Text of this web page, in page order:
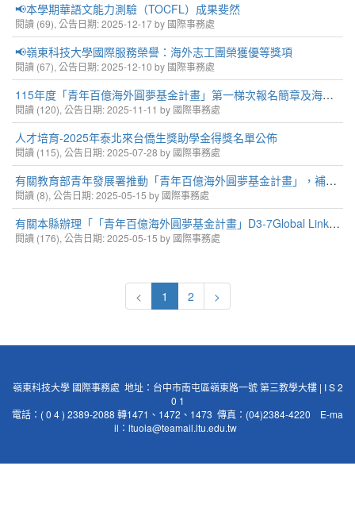
📢本學期華語文能力測驗（TOCFL）成果斐然
閱讀 (69), 公告日期: 2025-12-17 by 國際事務處
📢嶺東科技大學國際服務榮譽：海外志工團榮獲優等獎項
閱讀 (67), 公告日期: 2025-12-10 by 國際事務處
115年度「青年百億海外圓夢基金計畫」第一梯次報名簡章及海報電子檔
閱讀 (120), 公告日期: 2025-11-11 by 國際事務處
人才培育-2025年泰北來台僑生獎助學金得獎名單公佈
閱讀 (115), 公告日期: 2025-07-28 by 國際事務處
有關教育部青年發展署推動「青年百億海外圓夢基金計畫」，補助我國優秀青年赴海外交流見習，第二階段核定計畫已上網公告，請貴校協助宣傳並鼓勵同學踴躍報名
閱讀 (8), 公告日期: 2025-05-15 by 國際事務處
有關本縣辦理「「青年百億海外圓夢基金計畫」D3-7Global Link 全球創客站」計畫，請貴單位協助宣傳並鼓勵青年踴躍報名。
閱讀 (176), 公告日期: 2025-05-15 by 國際事務處
< 1 2 >
嶺東科技大學 國際事務處 地址：台中市南屯區嶺東路一號 第三教學大樓 | I S 2
0 1
電話：( 0 4 ) 2389-2088 轉1471、1472、1473 傳真：(04)2384-4220 E-ma
il： ltuoia@teamail.ltu.edu.tw